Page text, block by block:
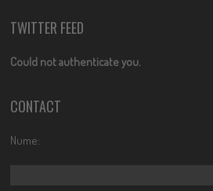
TWITTER FEED
Could not authenticate you.
CONTACT
Nume: